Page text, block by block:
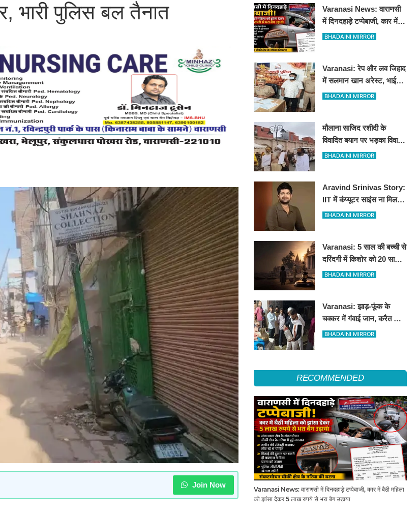
भारी पुलिस बल तैनात
Join Now
Varanasi News: वाराणसी
में दिनदहाड़े टप्पेबाजी, कार में
बैठी महिला को झांसा देकर 5
BHADAINI MIRROR
Varanasi: रेप और लव जिहाद
में सलमान खान अरेस्ट, भाई
शाहरुख खान की तलाश
BHADAINI MIRROR
मौलाना साजिद रशीदी के
विवादित बयान पर भड़का विवाद:
उज्जैन महाकाल पहुंचे संतों और
BHADAINI MIRROR
Aravind Srinivas Story:
IIT में कंप्यूटर साइंस ना मिलने
से लेकर MIT और पहले
BHADAINI MIRROR
Varanasi: 5 साल की बच्ची से
दरिंदगी में किशोर को 20 साल
की कठोर कैद, बालिग की तरह
BHADAINI MIRROR
Varanasi: झाड़-फूंक के
चक्कर में गंवाई जान, करैत के
काटने से 3 साल के मासूम की
BHADAINI MIRROR
RECOMMENDED
Varanasi News: वाराणसी में दिनदहाड़े टप्पेबाजी, कार में बैठी महिला
को झांसा देकर 5 लाख रुपये से भरा बैग उड़ाया